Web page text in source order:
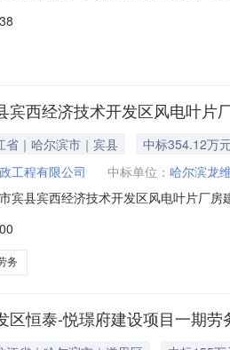
：工程类劳务分包五、采购人：黑龙
宾西经济技术开发区风电叶片
省｜哈尔滨市｜宾县
中标354.12万
工程有限公司 中标单位： 哈尔滨龙
宾县宾西经济技术开发区风电叶片厂
目已完成自主采购工作。根据各供应
知供应成交价格：3541283
务
区恒泰-悦璟府建设项目一期